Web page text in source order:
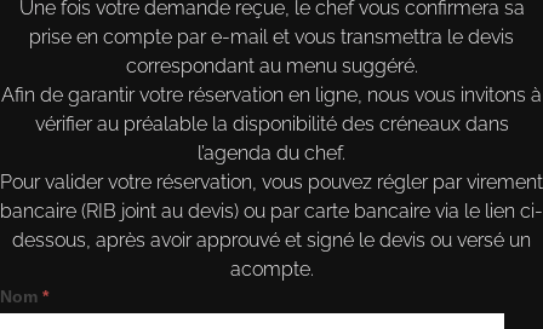
Une fois votre demande reçue, le chef vous confirmera sa
prise en compte par e-mail et vous transmettra le devis
correspondant au menu suggéré.
Afin de garantir votre réservation en ligne, nous vous invitons à
vérifier au préalable la disponibilité des créneaux dans
l’agenda du chef.
Pour valider votre réservation, vous pouvez régler par virement
bancaire (RIB joint au devis) ou par carte bancaire via le lien ci-
dessous, après avoir approuvé et signé le devis ou versé un
acompte.
Réservation
Nom *